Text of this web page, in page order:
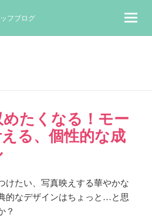
ンタルBLOG｜Maiで成人式振袖
フブログ
たくなる！モー
える、個性的な成
けたい、写真映えする華やかな
的なデザインはちょっと…と思
？